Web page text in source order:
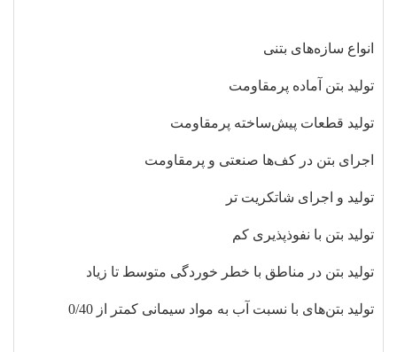
انواع سازه‌های بتنی
تولید بتن آماده پرمقاومت
تولید قطعات پیش‌ساخته پرمقاومت
اجرای بتن در کف‌ها صنعتی و پرمقاومت
تولید و اجرای شاتکریت تر
تولید بتن با نفوذپذیری کم
تولید بتن در مناطق با خطر خوردگی متوسط تا زیاد
تولید بتن‌های با نسبت آب به مواد سیمانی کمتر از 0/40